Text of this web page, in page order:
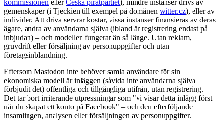
kommissionen ellerČeská piratpartiet), mindre instanser drivs av
gemenskaper (i Tjeckien till exempel på domänen witter.cz), eller av
individer. Att driva servrar kostar, vissa instanser finansieras av deras
ägare, andra av användarna själva (ibland är registrering endast på
inbjudan) – och modellen fungerar än så länge. Utan reklam,
gruvdrift eller försäljning av personuppgifter och utan
företagsinblandning.
Eftersom Mastodon inte behöver samla användare för sin
ekonomiska modell är inläggen (såvida inte användarna själva
förbjudit det) offentliga och tillgängliga utifrån, utan registrering.
Det tar bort irriterande utpressningar som "vi visar detta inlägg först
när du skapat ett konto på Facebook" – och den efterföljande
insamlingen, analysen eller försäljningen av personuppgifter.